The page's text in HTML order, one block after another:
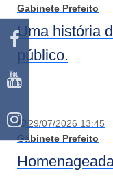
Gabinete Prefeito
Uma história
público.
29/07/2026 13:45
Gabinete Prefeito